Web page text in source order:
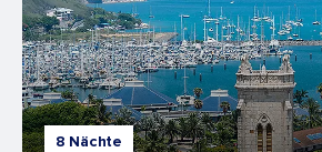
8 Nächte